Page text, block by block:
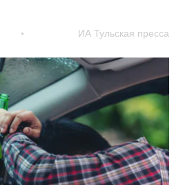
ИА Тульская пресса